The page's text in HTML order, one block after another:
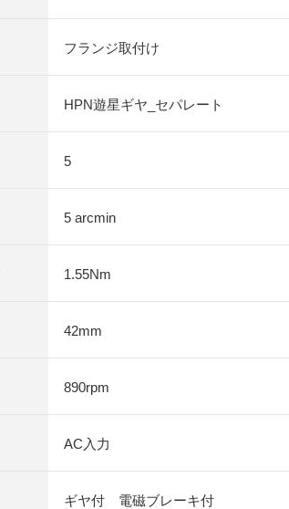
フランジ取付け
HPN遊星ギヤ_セパレート
5
5 arcmin
1.55Nm
42mm
890rpm
AC入力
ギヤ付 電磁ブレーキ付